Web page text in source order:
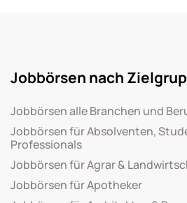
Jobbörsen nach
Jobbörsen alle Branchen und
Jobbörsen für Absolventen,
Professionals
Jobbörsen für Agrar &
Jobbörsen für Apotheker